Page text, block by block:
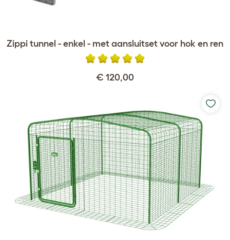
Zippi tunnel - enkel - met aansluitset voor hok en ren
€ 120,00